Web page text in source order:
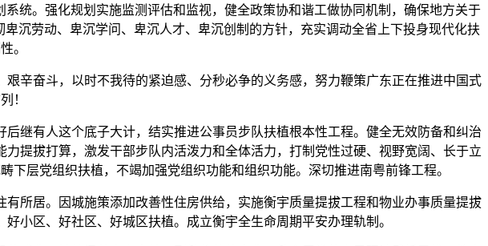
。强化规划实施监测评估和监视，健全政策协和谐工做协同机制，确保地方关于
沉劳动、卑沉学问、卑沉人才、卑沉创制的方针，充实调动全省上下投身现代化扶
。
奋斗，以时不我待的紧迫感、分秒必争的义务感，努力鞭策广东正在推进中国式
！
有人这个底子大计，结实推进公事员步队扶植根本性工程。健全无效防备和纠治
提拔打算，激发干部步队内活泼力和全体活力，打制党性过硬、视野宽阔、长于立
层党组织扶植，不竭加强党组织功能和组织功能。深切推进南粤前锋工程。
居。因城施策添加改善性住房供给，实施衡宇质量提拔工程和物业办事质量提拔
小区、好社区、好城区扶植。成立衡宇全生命周期平安办理轨制。